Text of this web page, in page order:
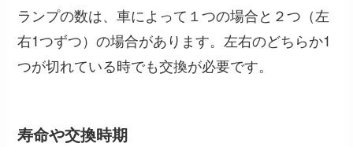
ランプの数は、車によって１つの場合と２つ（左
右1つずつ）の場合があります。左右のどちらか1
つが切れている時でも交換が必要です。
寿命や交換時期